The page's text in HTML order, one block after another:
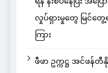
လှုပ်ရှားမှုတွေ မြင်တွ
ကြား
ဖီဖာ ဥက္ကဋ္ဌ အင်ဖန်တီ